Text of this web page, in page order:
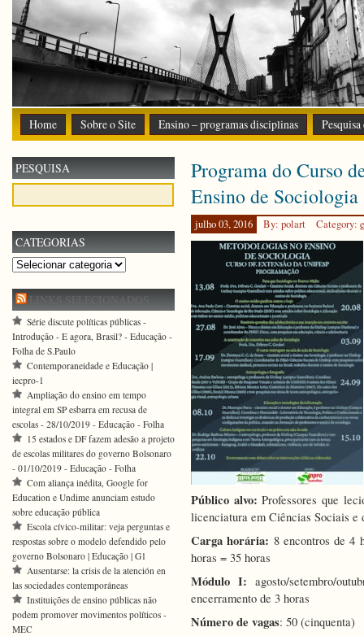
Home Sobre o Site Ensino – programas disciplinas
Programa do Curso
Ensino de Sociologia
julho 03, 2016 By: polart Category:
Público alvo: Professores que
licenciatura em Ciências Sociais e
Carga horária: 8 encontros de 4
horas = 35 horas
Módulo I: agosto/setembro/
encerramento de 3 horas
Número de vagas: 50 (cinquenta)
PESQUISA
CATEGORIAS
Categorias
LINKS SELECIONADOS
Série discute políticas públicas -
Introdução - E agora, Brasil? - Educação -
Folha de S.Paulo
Contemporaneidade e Educação |
iecpro-1
Ampliação do ensino em tempo
integral em SP esbarra em recusa de
escolas - 28/10/2019 - Educação - Folha
15 estados e DF fazem adesão a projeto
de escolas militares do governo Bolsonaro
- 01/10/2019 - Educação - Folha
Com aliança inédita, Google for
Education e Undime anunciam estudo
sobre educação pública
Escola cívico-militar: veja perguntas e
respostas sobre o modelo defendido pelo
governo Bolsonaro | Educação | G1
Ausentarse: la crisis de la atención en
las sociedades contemporáneas
Instituições de ensino públicas não
podem promover movimentos políticos -
MEC